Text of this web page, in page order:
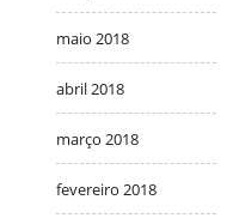
maio 2018
abril 2018
março 2018
fevereiro 2018